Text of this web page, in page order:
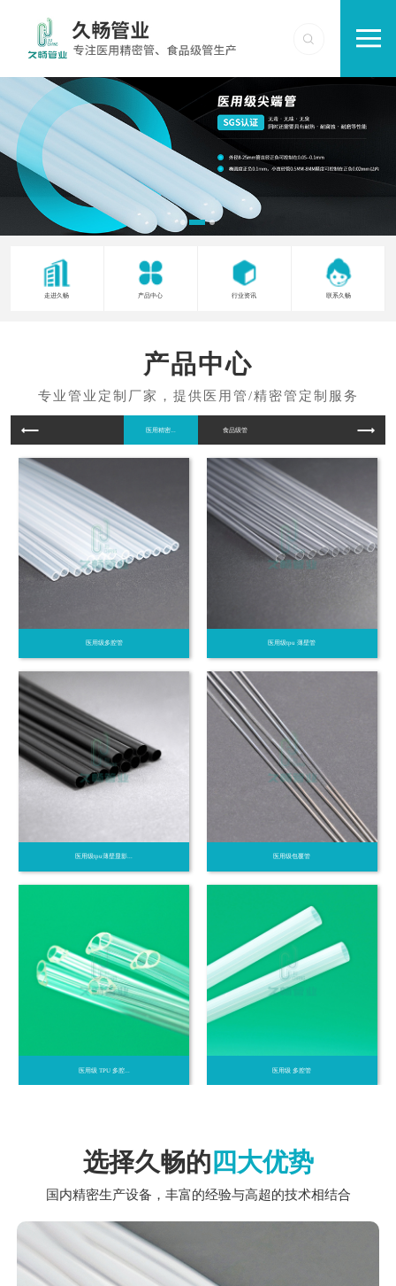
走进久畅 产品中心 行业资讯 联系久畅
产品中心
医用精密... 食品级管
医用级多腔管 医用级tpu 薄壁管
医用级tpu薄壁显影... 医用级包覆管
医用级 TPU 多腔... 医用级 多腔管
选择久畅的 四大优势
国内精密生产设备，丰富的经验与高超的技术相结合